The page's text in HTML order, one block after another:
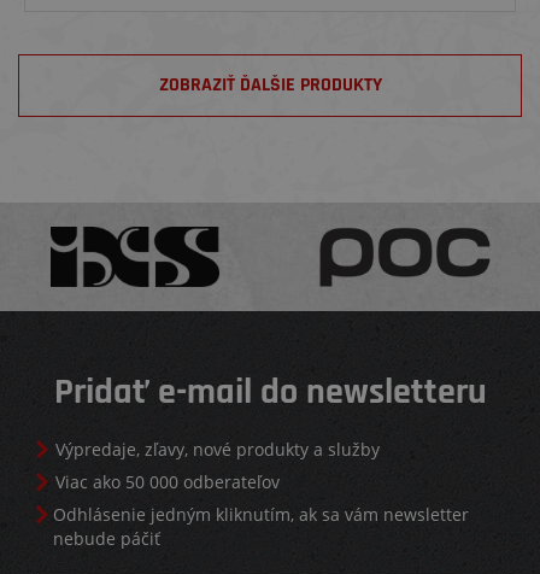
ZOBRAZIŤ ĎALŠIE PRODUKTY
Pridať e-mail do newsletteru
Výpredaje, zľavy, nové produkty a služby
Viac ako 50 000 odberateľov
Odhlásenie jedným kliknutím, ak sa vám newsletter
nebude páčiť